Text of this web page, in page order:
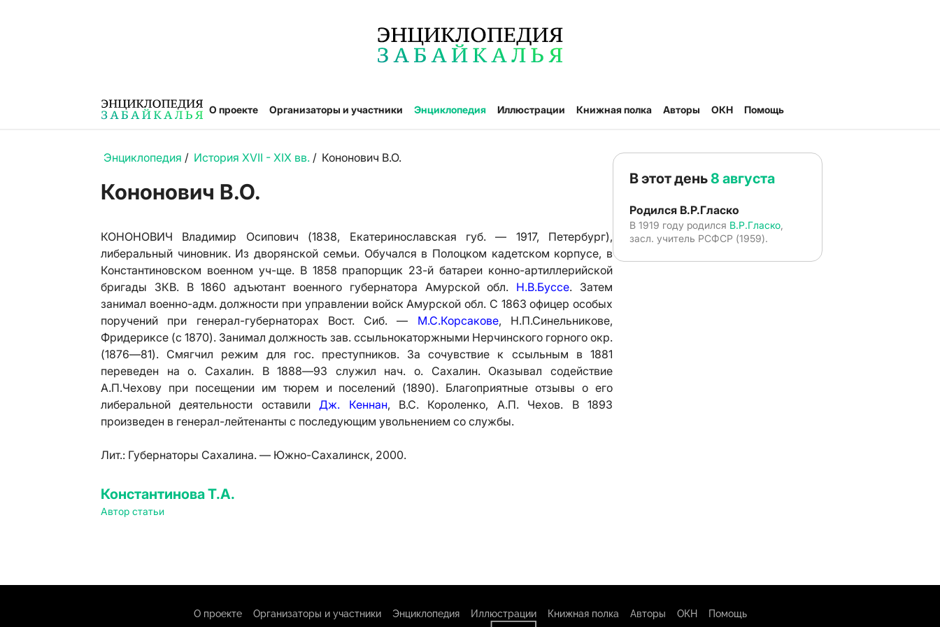
О проекте Организаторы и участники Энциклопедия Иллюстрации Книжная полка Авторы ОКН Помощь
Энциклопедия / История XVII - XIX вв. / Кононович В.О.
Кононович В.О.
КОНОНОВИЧ Владимир Осипович (1838, Екатеринославская губ. — 1917, Петербург),
либеральный чиновник. Из дворянской семьи. Обучался в Полоцком кадетском корпусе, в
Константиновском военном уч-ще. В 1858 прапорщик 23-й батареи конно-артиллерийской
бригады ЗКВ. В 1860 адъютант военного губернатора Амурской обл. Н.В.Буссе. Затем
занимал военно-адм. должности при управлении войск Амурской обл. С 1863 офицер особых
поручений при генерал-губернаторах Вост. Сиб. — М.С.Корсакове, Н.П.Синельникове,
Фридериксе (с 1870). Занимал должность зав. ссыльнокаторжными Нерчинского горного окр.
(1876—81). Смягчил режим для гос. преступников. За сочувствие к ссыльным в 1881
переведен на о. Сахалин. В 1888—93 служил нач. о. Сахалин. Оказывал содействие
А.П.Чехову при посещении им тюрем и поселений (1890). Благоприятные отзывы о его
либеральной деятельности оставилиДж. Кеннан, В.С. Короленко, А.П. Чехов. В 1893
произведен в генерал-лейтенанты с последующим увольнением со службы.
Лит.: Губернаторы Сахалина. — Южно-Сахалинск, 2000.
Константинова Т.А.
Автор статьи
В этот день8 августа
Родился В.Р.Гласко
В 1919 году родился В.Р.Гласко
засл. учитель РСФСР (1959).
О проекте Организаторы и участники Энциклопедия Иллюстрации Книжная полка Авторы ОКН Помощь